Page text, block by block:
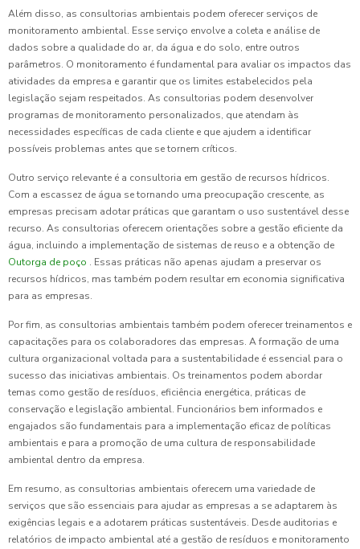
Além disso, as consultorias ambientais podem oferecer serviços de
monitoramento ambiental. Esse serviço envolve a coleta e análise de
dados sobre a qualidade do ar, da água e do solo, entre outros
parâmetros. O monitoramento é fundamental para avaliar os impactos das
atividades da empresa e garantir que os limites estabelecidos pela
legislação sejam respeitados. As consultorias podem desenvolver
programas de monitoramento personalizados, que atendam às
necessidades específicas de cada cliente e que ajudem a identificar
possíveis problemas antes que se tornem críticos.
Outro serviço relevante é a consultoria em gestão de recursos hídricos.
Com a escassez de água se tornando uma preocupação crescente, as
empresas precisam adotar práticas que garantam o uso sustentável desse
recurso. As consultorias oferecem orientações sobre a gestão eficiente da
água, incluindo a implementação de sistemas de reuso e a obtenção de
Outorga de poço . Essas práticas não apenas ajudam a preservar os
recursos hídricos, mas também podem resultar em economia significativa
para as empresas.
Por fim, as consultorias ambientais também podem oferecer treinamentos e
capacitações para os colaboradores das empresas. A formação de uma
cultura organizacional voltada para a sustentabilidade é essencial para o
sucesso das iniciativas ambientais. Os treinamentos podem abordar
temas como gestão de resíduos, eficiência energética, práticas de
conservação e legislação ambiental. Funcionários bem informados e
engajados são fundamentais para a implementação eficaz de políticas
ambientais e para a promoção de uma cultura de responsabilidade
ambiental dentro da empresa.
Em resumo, as consultorias ambientais oferecem uma variedade de
serviços que são essenciais para ajudar as empresas a se adaptarem às
exigências legais e a adotarem práticas sustentáveis. Desde auditorias e
relatórios de impacto ambiental até a gestão de resíduos e monitoramento